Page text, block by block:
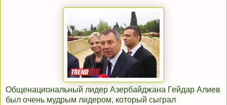
Общенациональный лидер Азербайджана Гейдар Алиев
был очень мудрым лидером, который сыграл